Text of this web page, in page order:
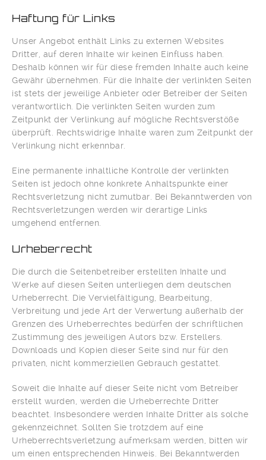
Haftung für Links
Unser Angebot enthält Links zu externen Websites
Dritter, auf deren Inhalte wir keinen Einfluss haben.
Deshalb können wir für diese fremden Inhalte auch keine
Gewähr übernehmen. Für die Inhalte der verlinkten Seiten
ist stets der jeweilige Anbieter oder Betreiber der Seiten
verantwortlich. Die verlinkten Seiten wurden zum
Zeitpunkt der Verlinkung auf mögliche Rechtsverstöße
überprüft. Rechtswidrige Inhalte waren zum Zeitpunkt der
Verlinkung nicht erkennbar.
Eine permanente inhaltliche Kontrolle der verlinkten
Seiten ist jedoch ohne konkrete Anhaltspunkte einer
Rechtsverletzung nicht zumutbar. Bei Bekanntwerden von
Rechtsverletzungen werden wir derartige Links
umgehend entfernen.
Urheberrecht
Die durch die Seitenbetreiber erstellten Inhalte und
Werke auf diesen Seiten unterliegen dem deutschen
Urheberrecht. Die Vervielfältigung, Bearbeitung,
Verbreitung und jede Art der Verwertung außerhalb der
Grenzen des Urheberrechtes bedürfen der schriftlichen
Zustimmung des jeweiligen Autors bzw. Erstellers.
Downloads und Kopien dieser Seite sind nur für den
privaten, nicht kommerziellen Gebrauch gestattet.
Soweit die Inhalte auf dieser Seite nicht vom Betreiber
erstellt wurden, werden die Urheberrechte Dritter
beachtet. Insbesondere werden Inhalte Dritter als solche
gekennzeichnet. Sollten Sie trotzdem auf eine
Urheberrechtsverletzung aufmerksam werden, bitten wir
um einen entsprechenden Hinweis. Bei Bekanntwerden